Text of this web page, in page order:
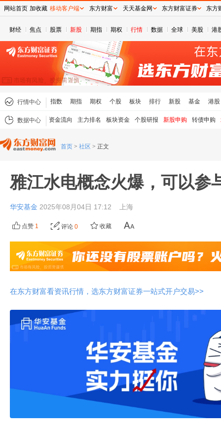
财经 焦点 股票 新股 期指 期权 行情 数据 全球 美股 港
行情中心 指数 期指 期权 个股 板块 排行 新股 基金 港股
数据中心 资金流向 主力排名 板块资金 个股研报 新股申购 转债申购
首页 > 社区 > 正文
雅江水电概念火爆，可以参
华安基金 2025年08月04日 17:12 上海
点赞 1 评论 0 收藏
在东方财富看资讯行情，选东方财富证券一站式开户交易>>
网站首页 加收藏 移动客户端 东方财富 天天基金网 东方财富证券 东方